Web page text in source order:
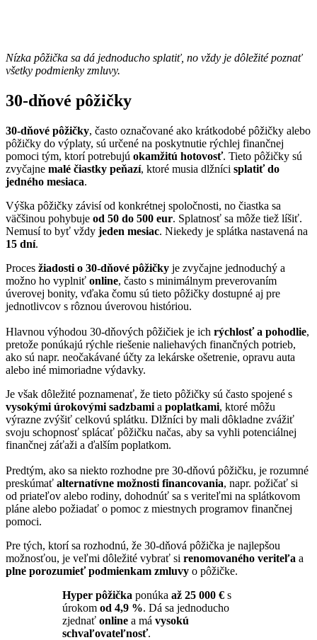
Nízka pôžička sa dá jednoducho splatiť, no vždy je dôležité poznať
všetky podmienky zmluvy.
30-dňové pôžičky
30-dňové pôžičky, často označované ako krátkodobé pôžičky alebo
pôžičky do výplaty, sú určené na poskytnutie rýchlej finančnej
pomoci tým, ktorí potrebujú okamžitú hotovosť. Tieto pôžičky sú
zvyčajne malé čiastky peňazí, ktoré musia dlžníci splatiť do
jedného mesiaca.
Výška pôžičky závisí od konkrétnej spoločnosti, no čiastka sa
väčšinou pohybuje od 50 do 500 eur. Splatnosť sa môže tiež líšiť.
Nemusí to byť vždy jeden mesiac. Niekedy je splátka nastavená na
15 dní.
Proces žiadosti o 30-dňové pôžičky je zvyčajne jednoduchý a
možno ho vyplniť online, často s minimálnym preverovaním
úverovej bonity, vďaka čomu sú tieto pôžičky dostupné aj pre
jednotlivcov s rôznou úverovou históriou.
Hlavnou výhodou 30-dňových pôžičiek je ich rýchlosť a pohodlie,
pretože ponúkajú rýchle riešenie naliehavých finančných potrieb,
ako sú napr. neočakávané účty za lekárske ošetrenie, opravu auta
alebo iné mimoriadne výdavky.
Je však dôležité poznamenať, že tieto pôžičky sú často spojené s
vysokými úrokovými sadzbami a poplatkami, ktoré môžu
výrazne zvýšiť celkovú splátku. Dlžníci by mali dôkladne zvážiť
svoju schopnosť splácať pôžičku načas, aby sa vyhli potenciálnej
finančnej záťaži a ďalším poplatkom.
Predtým, ako sa niekto rozhodne pre 30-dňovú pôžičku, je rozumné
preskúmať alternatívne možnosti financovania, napr. požičať si
od priateľov alebo rodiny, dohodnúť sa s veriteľmi na splátkovom
pláne alebo požiadať o pomoc z miestnych programov finančnej
pomoci.
Pre tých, ktorí sa rozhodnú, že 30-dňová pôžička je najlepšou
možnosťou, je veľmi dôležité vybrať si renomovaného veriteľa a
plne porozumieť podmienkam zmluvy o pôžičke.
Hyper pôžička ponúka až 25 000 € s
úrokom od 4,9 %. Dá sa jednoducho
zjednať online a má vysokú
schvaľovateľnosť.